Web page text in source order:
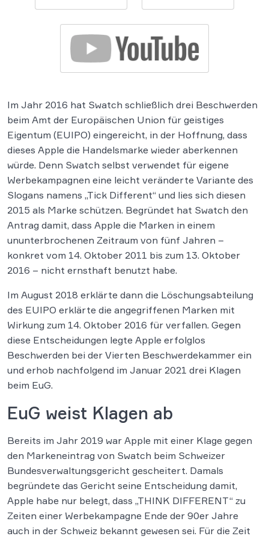
Im Jahr 2016 hat Swatch schließlich drei Beschwerden
beim Amt der Europäischen Union für geistiges
Eigentum (EUIPO) eingereicht, in der Hoffnung, dass
dieses Apple die Handelsmarke wieder aberkennen
würde. Denn Swatch selbst verwendet für eigene
Werbekampagnen eine leicht veränderte Variante des
Slogans namens „Tick Different“ und lies sich diesen
2015 als Marke schützen. Begründet hat Swatch den
Antrag damit, dass Apple die Marken in einem
ununterbrochenen Zeitraum von fünf Jahren –
konkret vom 14. Oktober 2011 bis zum 13. Oktober
2016 – nicht ernsthaft benutzt habe.
Im August 2018 erklärte dann die Löschungsabteilung
des EUIPO erklärte die angegriffenen Marken mit
Wirkung zum 14. Oktober 2016 für verfallen. Gegen
diese Entscheidungen legte Apple erfolglos
Beschwerden bei der Vierten Beschwerdekammer ein
und erhob nachfolgend im Januar 2021 drei Klagen
beim EuG.
EuG weist Klagen ab
Bereits im Jahr 2019 war Apple mit einer Klage gegen
den Markeneintrag von Swatch beim Schweizer
Bundesverwaltungsgericht gescheitert. Damals
begründete das Gericht seine Entscheidung damit,
Apple habe nur belegt, dass „THINK DIFFERENT“ zu
Zeiten einer Werbekampagne Ende der 90er Jahre
auch in der Schweiz bekannt gewesen sei. Für die Zeit